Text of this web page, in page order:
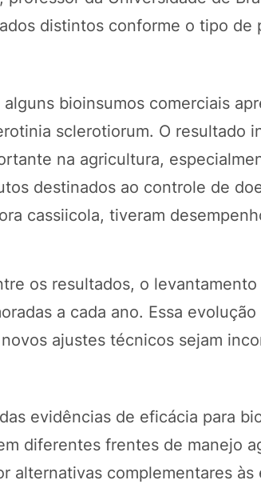
distintos conforme o tipo
bioinsumos comerciais
sclerotiorum. O resultado
na agricultura,
destinados ao controle de
cassiicola, tiveram
os resultados, o
a cada ano. Essa
ajustes técnicos sejam
evidências de eficácia para
diferentes frentes de manejo
alternativas complementares